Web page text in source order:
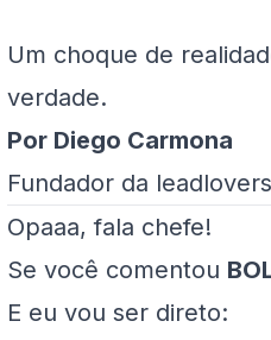
Um choque de
verdade.
Por Diego Carmona
Fundador da
Opaaa, fala chefe!
Se você comentou
E eu vou ser direto: